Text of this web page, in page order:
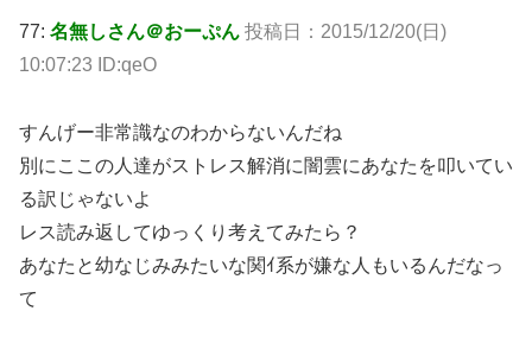
77: 名無しさん＠おーぷん 投稿日：2015/12/20(日)
10:07:23 ID:qeO
すんげー非常識なのわからないんだね
別にここの人達がストレス解消に闇雲にあなたを叩いてい
る訳じゃないよ
レス読み返してゆっくり考えてみたら？
あなたと幼なじみみたいな関ｲ系が嫌な人もいるんだなっ
て